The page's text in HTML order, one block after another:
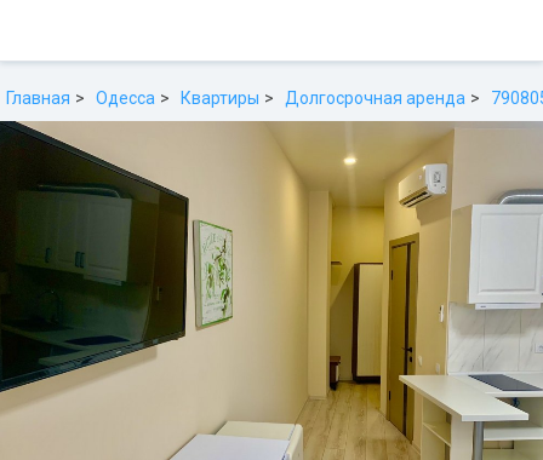
Главная Одесса Квартиры Долгосрочная аренда